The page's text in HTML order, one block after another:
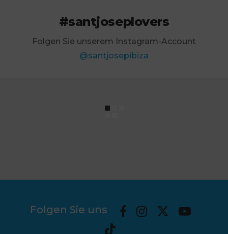
#santjoseplovers
Folgen Sie unserem Instagram-Account
@santjosepibiza
Folgen Sie uns